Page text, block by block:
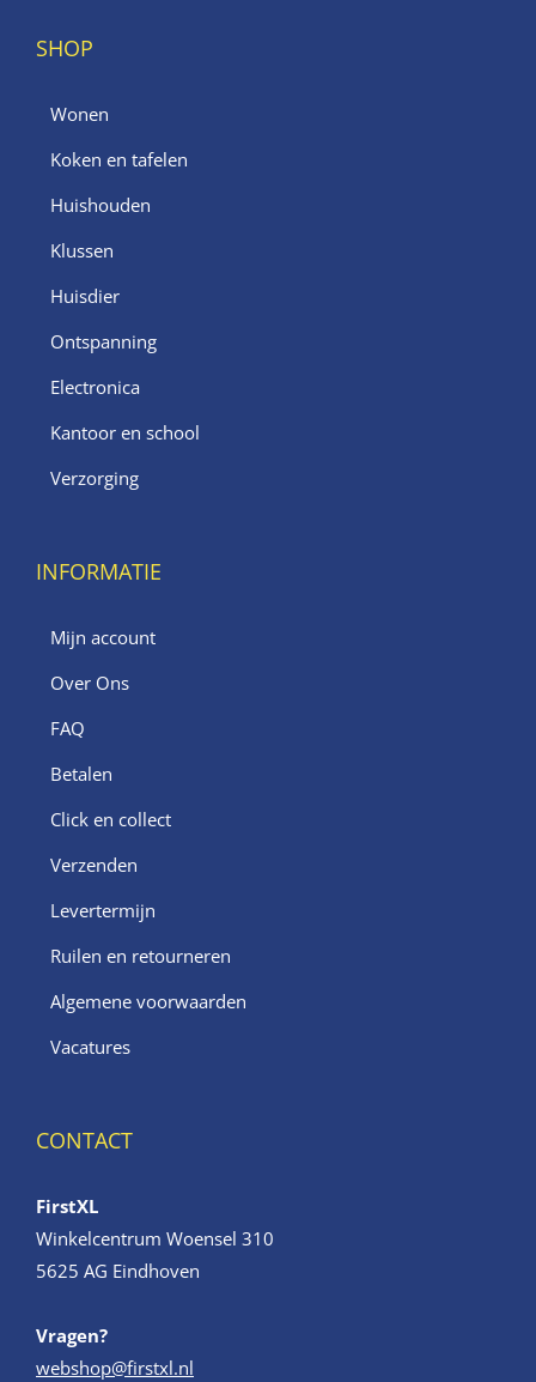
SHOP
Wonen
Koken en tafelen
Huishouden
Klussen
Huisdier
Ontspanning
Electronica
Kantoor en school
Verzorging
INFORMATIE
Mijn account
Over Ons
FAQ
Betalen
Click en collect
Verzenden
Levertermijn
Ruilen en retourneren
Algemene voorwaarden
Vacatures
CONTACT
FirstXL
Winkelcentrum Woensel 310
5625 AG Eindhoven
Vragen?
webshop@firstxl.nl